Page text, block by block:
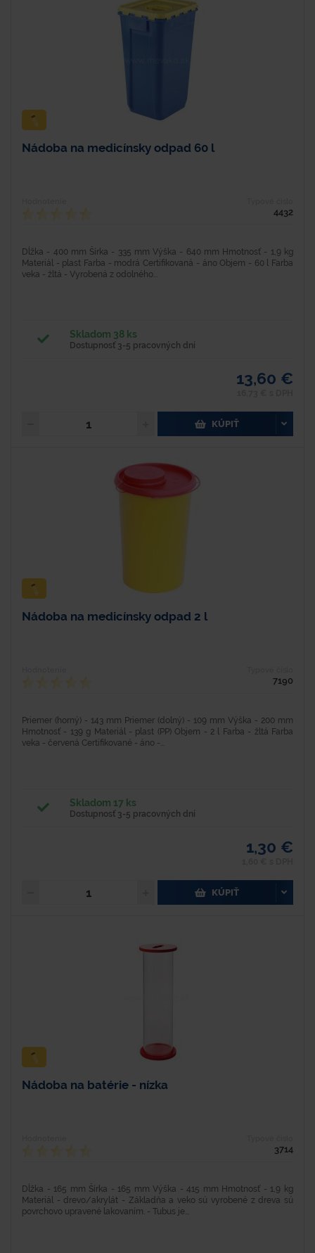
Nádoba na medicínsky odpad 60 l
4432
Dĺžka - 400 mm Šírka - 335 mm Výška - 640 mm Hmotnosť - 1,9 kg
Materiál - plast Farba - modrá Certifikovaná - áno Objem - 60 l Farba
veka - žltá - Vyrobená z odolného...
Skladom 38 ks
Dostupnosť 3-5 pracovných dní
13,60 €
KÚPIŤ
Nádoba na medicínsky odpad 2 l
7190
Priemer (horný) - 143 mm Priemer (dolný) - 109 mm Výška - 200 mm
Hmotnosť - 139 g Materiál - plast (PP) Objem - 2 l Farba - žltá Farba
veka - červená Certifikované - áno -...
Skladom 17 ks
Dostupnosť 3-5 pracovných dní
1,30 €
KÚPIŤ
Nádoba na batérie - nízka
3714
Dĺžka - 165 mm Šírka - 165 mm Výška - 415 mm Hmotnosť - 1,9 kg
Materiál - drevo/akrylát - Základňa a veko sú vyrobené z dreva sú
povrchovo upravené lakovaním. - Tubus je...